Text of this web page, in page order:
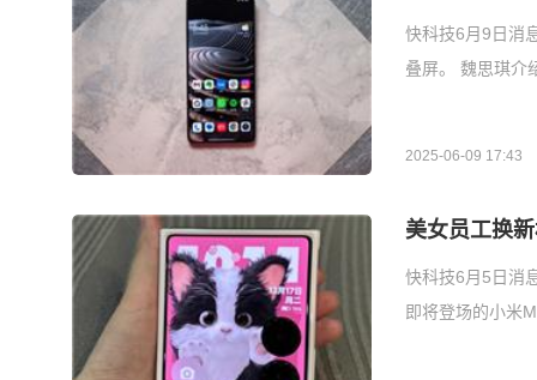
快科技6月9日消
叠屏。 魏思琪介
2025-06-09 17:43
美女员工换
快科技6月5日消
即将登场的小米